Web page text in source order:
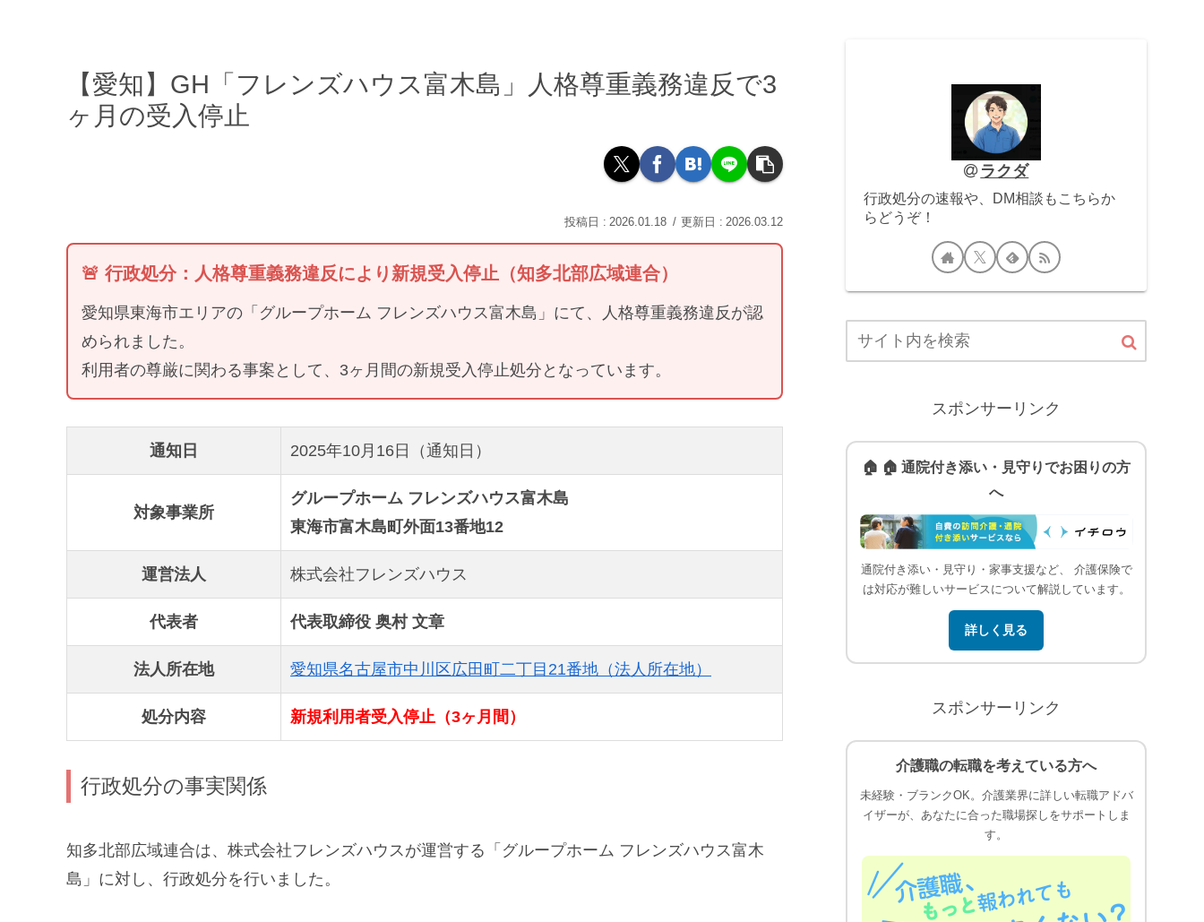
【愛知】GH「フレンズハウス富木島」人格尊重義務違反で3
ヶ月の受入停止
2026.01.18 2026.03.12
🚨 行政処分：人格尊重義務違反により新規受入停止（知多北部広域連合）
愛知県東海市エリアの「グループホーム フレンズハウス富木島」にて、人格尊重義務違反が認
められました。
利用者の尊厳に関わる事案として、3ヶ月間の新規受入停止処分となっています。
通知日 2025年10月16日（通知日）
対象事業所
グループホーム フレンズハウス富木島
東海市富木島町外面13番地12
運営法人 株式会社フレンズハウス
代表者 代表取締役 奥村 文章
法人所在地 愛知県名古屋市中川区広田町二丁目21番地（法人所在地）
処分内容 新規利用者受入停止（3ヶ月間）
行政処分の事実関係
知多北部広域連合は、株式会社フレンズハウスが運営する「グループホーム フレンズハウス富木
島」に対し、行政処分を行いました。
ラクダ
行政処分の速報や、DM相談もこちらか
らどうぞ！
スポンサーリンク
🏠 🏠 通院付き添い・見守りでお困りの方
へ
通院付き添い・見守り・家事支援など、 介護保険で
は対応が難しいサービスについて解説しています。
詳しく見る
スポンサーリンク
介護職の転職を考えている方へ
未経験・ブランクOK。介護業界に詳しい転職アドバ
イザーが、あなたに合った職場探しをサポートしま
す。